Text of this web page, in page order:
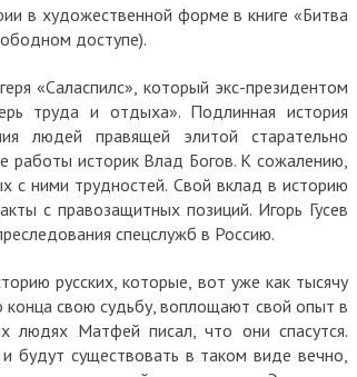
в художественной форме в книге «Битва
доступе).
«Саласпилс», который экс-президентом
труда и отдыха». Подлинная история
людей правящей элитой старательно
работы историк Влад Богов. К сожалению,
с ними трудностей. Свой вклад в историю
с правозащитных позиций. Игорь Гусев
спецслужб в Россию.
русских, которые, вот уже как тысячу
конца свою судьбу, воплощают свой опыт в
Матфей писал, что они спасутся.
будут существовать в таком виде вечно,